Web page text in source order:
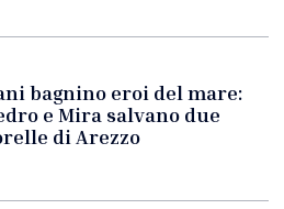
bagnino eroi del mare:
e Mira salvano due
di Arezzo